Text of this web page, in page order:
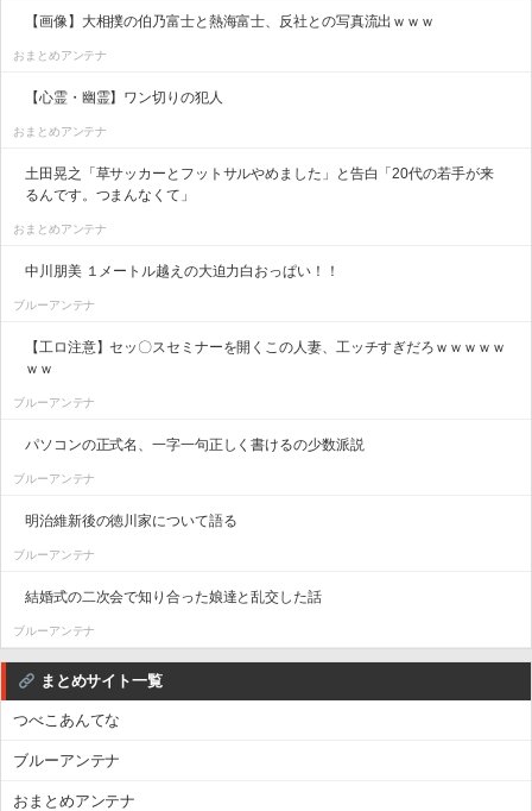
【画像】大相撲の伯乃富士と熱海富士、反社との写真流出ｗｗｗ
おまとめアンテナ
【心霊・幽霊】ワン切りの犯人
おまとめアンテナ
土田晃之「草サッカーとフットサルやめました」と告白「20代の若手が来
るんです。つまんなくて」
おまとめアンテナ
中川朋美 １メートル越えの大迫力白おっぱい！！
ブルーアンテナ
【工ロ注意】セッ〇スセミナーを開くこの人妻、工ッチすぎだろｗｗｗｗｗ
ｗｗ
ブルーアンテナ
パソコンの正式名、一字一句正しく書けるの少数派説
ブルーアンテナ
明治維新後の徳川家について語る
ブルーアンテナ
結婚式の二次会で知り合った娘達と乱交した話
ブルーアンテナ
まとめサイト一覧
つべこあんてな
ブルーアンテナ
おまとめアンテナ